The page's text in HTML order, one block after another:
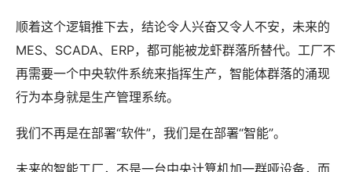
顺着这个逻辑推下去，结论令人兴奋又令人不安，未来的
MES、SCADA、ERP，都可能被龙虾群落所替代。工厂不
再需要一个中央软件系统来指挥生产，智能体群落的涌现
行为本身就是生产管理系统。
我们不再是在部署“软件”，我们是在部署“智能”。